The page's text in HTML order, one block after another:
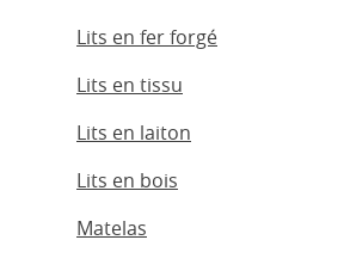
Lits en fer forgé
Lits en tissu
Lits en laiton
Lits en bois
Matelas